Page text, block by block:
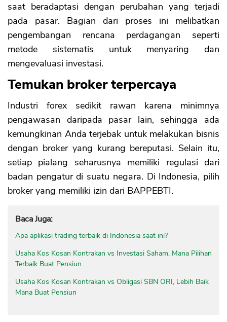
saat beradaptasi dengan perubahan yang terjadi
pada pasar. Bagian dari proses ini melibatkan
pengembangan rencana perdagangan seperti
metode sistematis untuk menyaring dan
mengevaluasi investasi.
Temukan broker terpercaya
Industri forex sedikit rawan karena minimnya
pengawasan daripada pasar lain, sehingga ada
kemungkinan Anda terjebak untuk melakukan bisnis
dengan broker yang kurang bereputasi. Selain itu,
setiap pialang seharusnya memiliki regulasi dari
badan pengatur di suatu negara. Di Indonesia, pilih
broker yang memiliki izin dari BAPPEBTI.
Baca Juga:
Apa aplikasi trading terbaik di Indonesia saat ini?
Usaha Kos Kosan Kontrakan vs Investasi Saham, Mana Pilihan
Terbaik Buat Pensiun
Usaha Kos Kosan Kontrakan vs Obligasi SBN ORI, Lebih Baik
Mana Buat Pensiun